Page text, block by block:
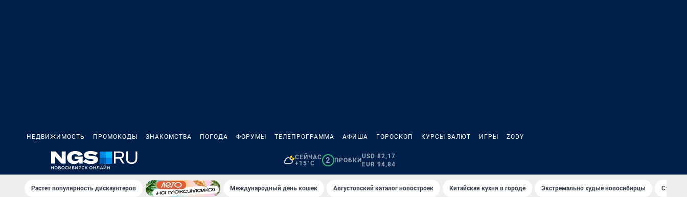
НЕДВИЖИМОСТЬ ПРОМОКОДЫ ЗНАКОМСТВА ПОГОДА ФОРУМЫ ТЕЛЕПРОГРАММА АФИША ГОРОСКОП КУРСЫ ВАЛЮТ ИГРЫ ZODY
СЕЙЧАС
+15°C
2 ПРОБКИ
USD 82,17
EUR 94,84
Растет популярность дискаунтеров Международный день кошек Августовский каталог новостроек Китайская кухня в городе Экстремально худые новосибирцы Старт